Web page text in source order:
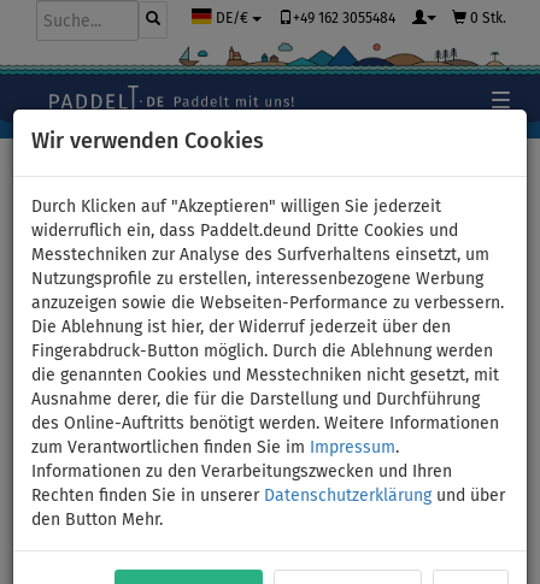
Wir verwenden Cookies
Durch Klicken auf "Akzeptieren" willigen Sie jederzeit
widerruflich ein, dass Paddelt.deund Dritte Cookies und
Messtechniken zur Analyse des Surfverhaltens einsetzt, um
Nutzungsprofile zu erstellen, interessenbezogene Werbung
anzuzeigen sowie die Webseiten-Performance zu verbessern.
Die Ablehnung ist hier, der Widerruf jederzeit über den
Fingerabdruck-Button möglich. Durch die Ablehnung werden
die genannten Cookies und Messtechniken nicht gesetzt, mit
Ausnahme derer, die für die Darstellung und Durchführung
des Online-Auftritts benötigt werden. Weitere Informationen
zum Verantwortlichen finden Sie im
Impressum.
Informationen zu den Verarbeitungszwecken und Ihren
Rechten finden Sie in unserer Datenschutzerklärungund über
den Button Mehr.
DE/€ +49 162 3055484 0 Stk.
Geschenkgutschein für den
Kauf eines SUP-Boards bei
PADDELT.DE - Wert: 100 Euro